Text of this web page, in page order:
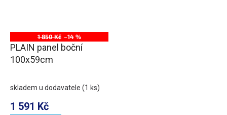
1 850 Kč –14 %
PLAIN panel boční
100x59cm
skladem u dodavatele (1 ks)
1 591 Kč